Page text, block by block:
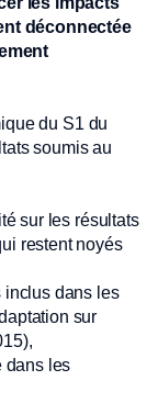
déconnectée
du S1 du
soumis au
sur les résultats
restent noyés
inclus dans les
sur
dans les